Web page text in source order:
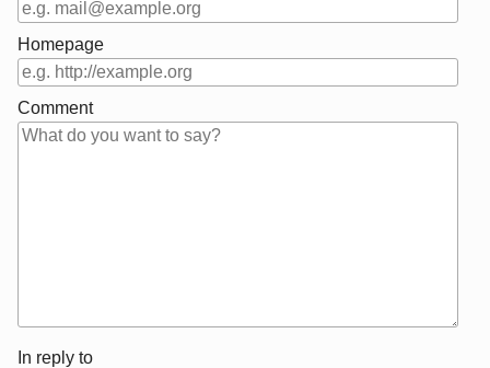
Homepage
Comment
In reply to